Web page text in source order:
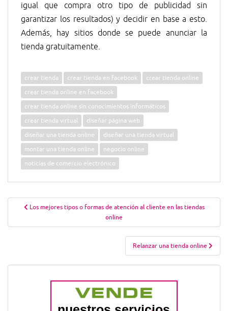
igual que compra otro tipo de publicidad sin
garantizar los resultados) y decidir en base a esto.
Además, hay sitios donde se puede anunciar la
tienda gratuitamente.
crear tienda crear tienda en facebook
crear tienda online
crear tienda online en facebook
crear tienda online sin conocimientos informáticos
crear tienda virtual
diseñar página web
diseñar una tienda online
diseñar una tienda virtual
montar una tienda online
negocio online
noticias de comercio electrónico
Navegación
entradas
Los mejores tipos o formas de atención al cliente en las tiendas
online
Relanzar una tienda online